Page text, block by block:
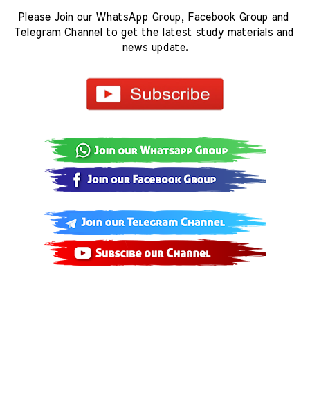
Please Join our WhatsApp Group, Facebook Group and
Telegram Channel to get the latest study materials and
news update.